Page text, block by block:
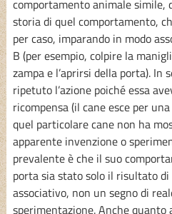
comportamento animale simile,
storia di quel comportamento,
per caso, imparando in modo
B (per esempio, colpire la
zampa e l’aprirsi della porta). In
ripetuto l’azione poiché essa
ricompensa (il cane esce per
quel particolare cane non ha
apparente invenzione o
prevalente è che il suo
porta sia stato solo il risultato
associativo, non un segno di
sperimentazione. Anche quanto